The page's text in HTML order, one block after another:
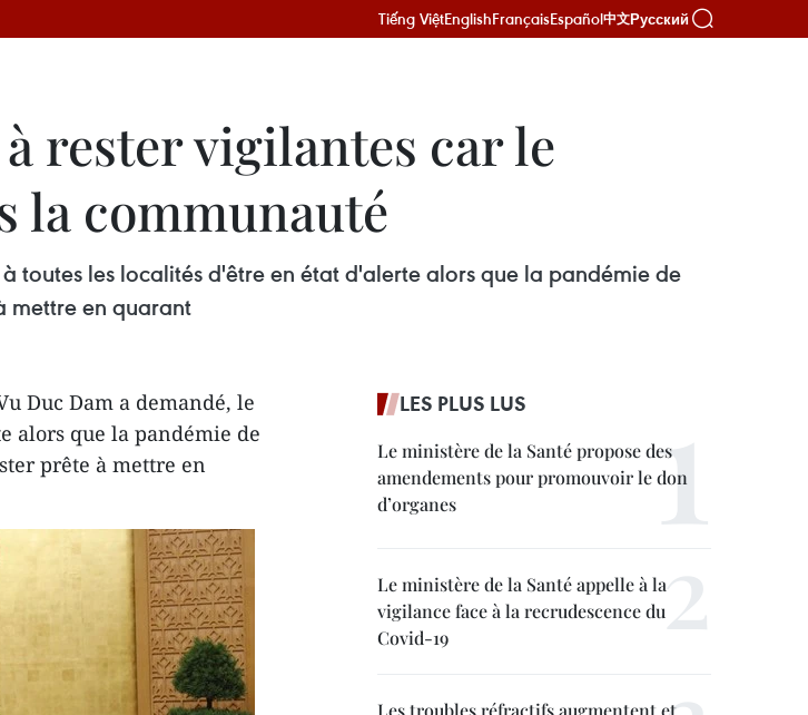
Tiếng ViệtEnglishFrançaisEspañol中文Русский
rester vigilantes car le
la communauté
toutes les localités d'être en état d'alerte alors que la pandémie de
mettre en quarant
Duc Dam a demandé, le
alors que la pandémie de
prête à mettre en
LES PLUS LUS
Le ministère de la Santé propose des
amendements pour promouvoir le don
d’organes
Le ministère de la Santé appelle à la
vigilance face à la recrudescence du
Covid-19
Les troubles réfractifs augmentent et